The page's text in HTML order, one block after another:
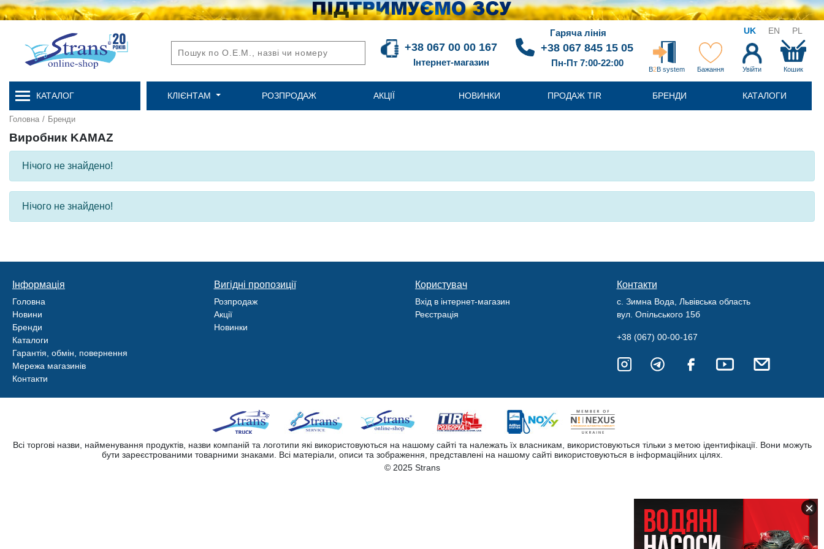
UK EN PL
+38 067 00 00 167
Інтернет-магазин
Гаряча лінія
+38 067 845 15 05
Пн-Пт 7:00-22:00
B2B system Бажання Увійти Кошик
КАТАЛОГ КЛІЄНТАМ РОЗПРОДАЖ АКЦІЇ НОВИНКИ ПРОДАЖ TIR БРЕНДИ КАТАЛОГИ
Головна / Бренди
Виробник KAMAZ
Нічого не знайдено!
Нічого не знайдено!
Інформація
Головна
Новини
Бренди
Каталоги
Гарантія, обмін, повернення
Мережа магазинів
Контакти
Вигідні пропозиції
Розпродаж
Акції
Новинки
Користувач
Вхід в інтернет-магазин
Реєстрація
Контакти
с. Зимна Вода, Львівська область
вул. Опільського 15б
+38 (067) 00-00-167
Всі торгові назви, найменування продуктів, назви компаній та логотипи які використовуються на нашому сайті та належать їх власникам, використовуються тільки з метою ідентифікації. Вони можуть
бути зареєстрованими товарними знаками. Всі матеріали, описи та зображення, представлені на нашому сайті використовуються в інформаційних цілях.
© 2025 Strans
×